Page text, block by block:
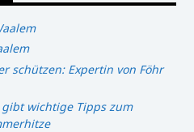
schützen: Expertin von Föhr
wichtige Tipps zum